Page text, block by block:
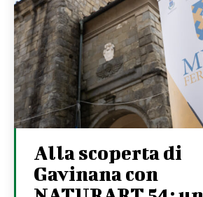
Alla scoperta di
Gavinana con